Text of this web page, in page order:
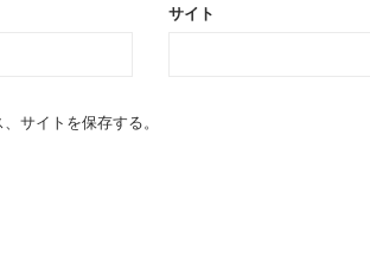
サイト
サイトを保存する。